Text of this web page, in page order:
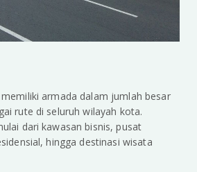
armada dalam jumlah besar
rute di seluruh wilayah kota.
dari kawasan bisnis, pusat
hingga destinasi wisata